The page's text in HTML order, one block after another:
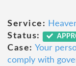
Service:
Status:
Case: Your
comply with